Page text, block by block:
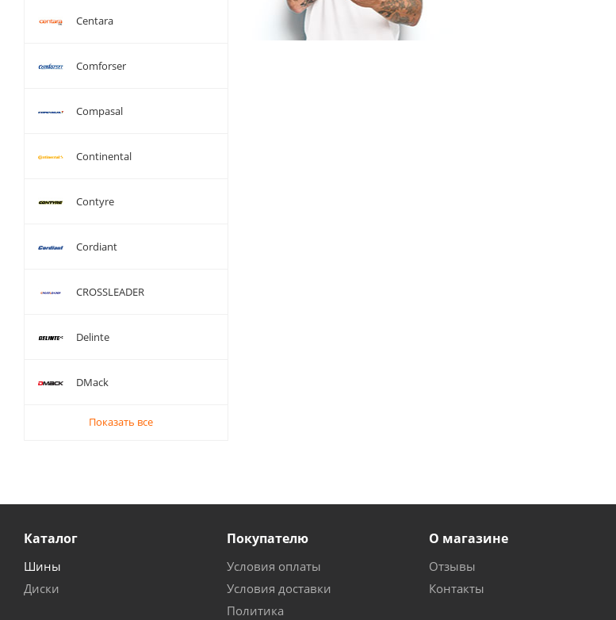
Centara
Comforser
Compasal
Continental
Contyre
Cordiant
CROSSLEADER
Delinte
DMack
Показать все
Каталог
Шины
Диски
Покупателю
Условия оплаты
Условия доставки
Политика
О магазине
Отзывы
Контакты